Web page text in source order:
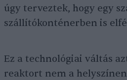
úgy terveztek, hogy egy
szállítókonténerben is
Ez a technológiai váltás
reaktort nem a